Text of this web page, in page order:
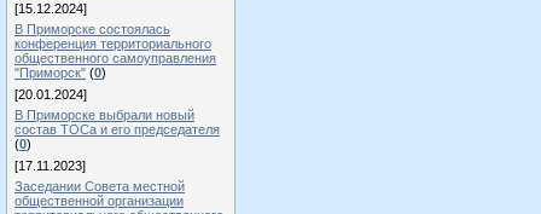
[15.12.2024]
В Приморске состоялась
конференция территориального
общественного самоуправления
"Приморск" (0)
[20.01.2024]
В Приморске выбрали новый
состав ТОСа и его председателя
(0)
[17.11.2023]
Заседании Совета местной
общественной организации